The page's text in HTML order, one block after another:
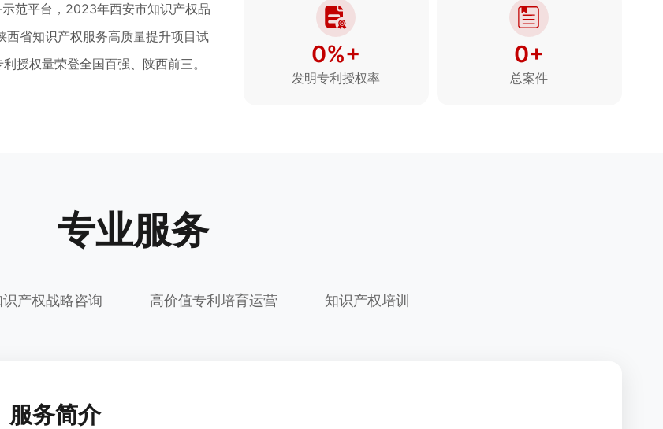
范平台，2023年西安市知识产权品
省知识产权服务高质量提升项目试
授权量荣登全国百强、陕西前三。
0%+
发明专利授权率
0+
总案件
专业服务
识产权战略咨询 高价值专利培育运营 知识产权培训
服务简介